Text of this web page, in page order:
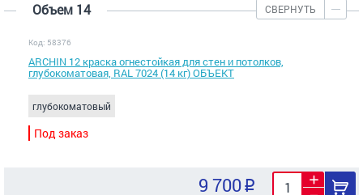
Объем 14 СВЕРНУТЬ
Код: 58376
ARCHIN 12 краска огнестойкая для стен и потолков,
глубокоматовая, RAL 7024 (14 кг) ОБЪЕКТ
глубокоматовый
Под заказ
9 700